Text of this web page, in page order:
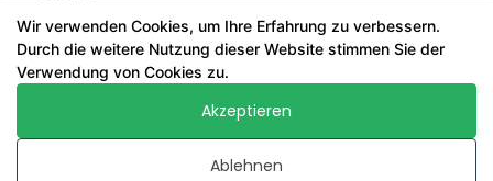
und entwickelt von Stringsatelier.
Wir verwenden Cookies, um Ihre Erfahrung zu verbessern.
Durch die weitere Nutzung dieser Website stimmen Sie der
Verwendung von Cookies zu.
Akzeptieren
Ablehnen